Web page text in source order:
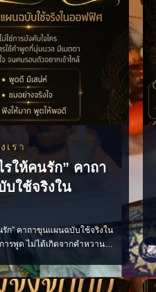
เรา
รให้คนรัก” คาถา
ใช้จริงใน
รัก” คาถาขุนแผนฉบับใช้จริงใน
ารพูด ไม่ได้เกิดจากคำหวาน
าะสม น้ำเสียงนุ่มนวล และมี
ง่าย ๆ ที่นำไปใช้ได้จริง พูดดีโดย